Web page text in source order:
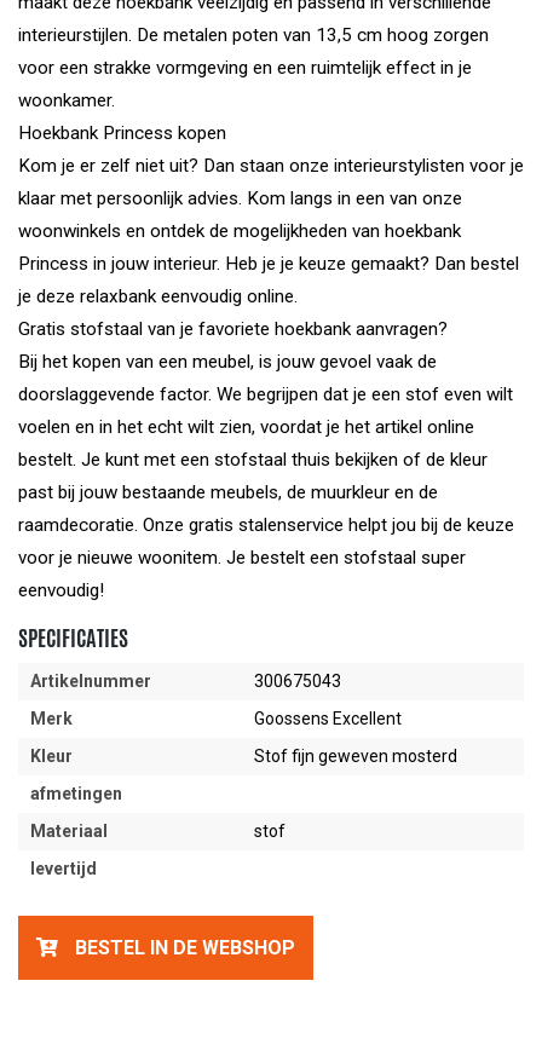
interieurstijlen. De metalen poten van 13,5 cm hoog zorgen
voor een strakke vormgeving en een ruimtelijk effect in je
woonkamer.
Hoekbank Princess kopen
Kom je er zelf niet uit? Dan staan onze interieurstylisten voor je
klaar met persoonlijk advies. Kom langs in een van onze
woonwinkels en ontdek de mogelijkheden van hoekbank
Princess in jouw interieur. Heb je je keuze gemaakt? Dan bestel
je deze relaxbank eenvoudig online.
Gratis stofstaal van je favoriete hoekbank aanvragen?
Bij het kopen van een meubel, is jouw gevoel vaak de
doorslaggevende factor. We begrijpen dat je een stof even wilt
voelen en in het echt wilt zien, voordat je het artikel online
bestelt. Je kunt met een stofstaal thuis bekijken of de kleur
past bij jouw bestaande meubels, de muurkleur en de
raamdecoratie. Onze gratis stalenservice helpt jou bij de keuze
voor je nieuwe woonitem. Je bestelt een stofstaal super
eenvoudig!
SPECIFICATIES
Artikelnummer
300675043
Merk
Goossens Excellent
Kleur
Stof fijn geweven mosterd
afmetingen
Materiaal
stof
levertijd
BESTEL IN DE WEBSHOP